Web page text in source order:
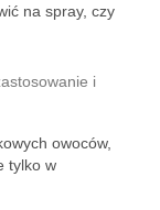
na spray, czy
i
owoców,
tylko w